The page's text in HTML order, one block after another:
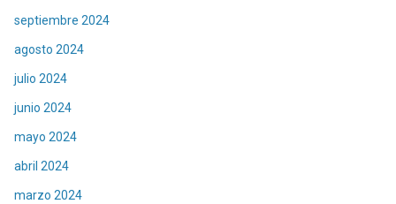
septiembre 2024
agosto 2024
julio 2024
junio 2024
mayo 2024
abril 2024
marzo 2024